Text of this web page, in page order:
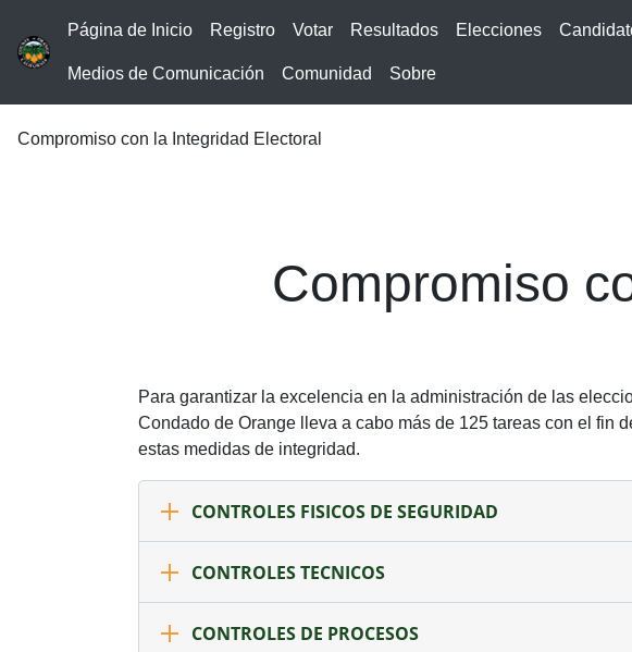
Página de Inicio Registro Votar Resultados Elecciones
Medios de Comunicación Comunidad Sobre
Compromiso con la Integridad Electoral
Compromiso
Para garantizar la excelencia en la administración de las
Condado de Orange lleva a cabo más de 125 tareas con el fin
estas medidas de integridad.
CONTROLES FISICOS DE SEGURIDAD
CONTROLES TECNICOS
CONTROLES DE PROCESOS